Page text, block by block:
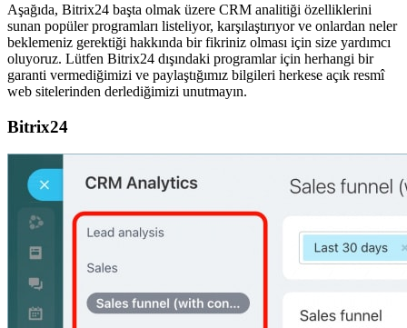
Aşağıda, Bitrix24 başta olmak üzere CRM analitiği özelliklerini
sunan popüler programları listeliyor, karşılaştırıyor ve onlardan neler
beklemeniz gerektiği hakkında bir fikriniz olması için size yardımcı
oluyoruz. Lütfen Bitrix24 dışındaki programlar için herhangi bir
garanti vermediğimizi ve paylaştığımız bilgileri herkese açık resmî
web sitelerinden derlediğimizi unutmayın.
Bitrix24